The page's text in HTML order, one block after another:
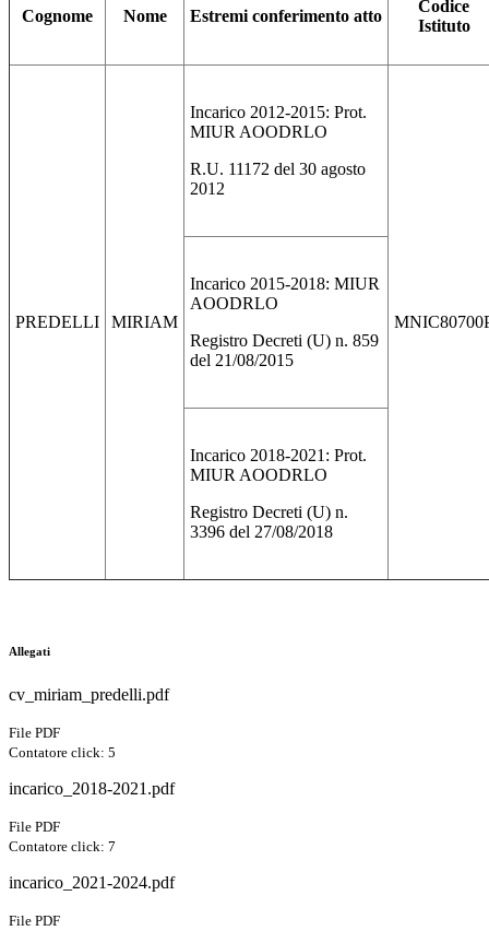
Cognome Nome Estremi conferimento atto
Codice
Istituto
PREDELLI MIRIAM
Incarico 2012-2015: Prot.
MIUR AOODRLO
R.U. 11172 del 30 agosto
2012
Incarico 2015-2018: MIUR
AOODRLO
Registro Decreti (U) n. 859
del 21/08/2015
Incarico 2018-2021: Prot.
MIUR AOODRLO
Registro Decreti (U) n.
3396 del 27/08/2018
Allegati
cv_miriam_predelli.pdf
File PDF
Contatore click: 5
incarico_2018-2021.pdf
File PDF
Contatore click: 7
incarico_2021-2024.pdf
File PDF